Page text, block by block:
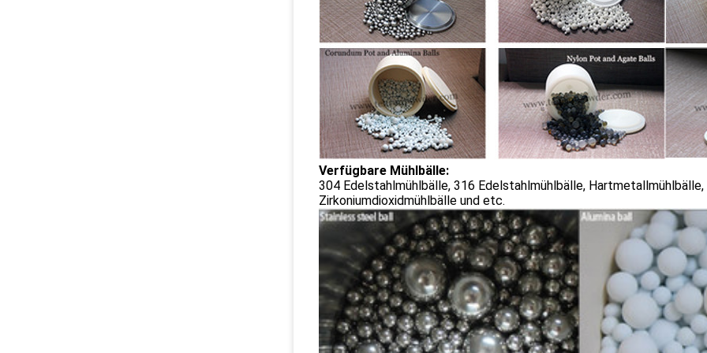
Verfügbare Mühlbälle:
304 Edelstahlmühlbälle, 316 Edelstahlmühlbälle,
Zirkoniumdioxidmühlbälle und etc.